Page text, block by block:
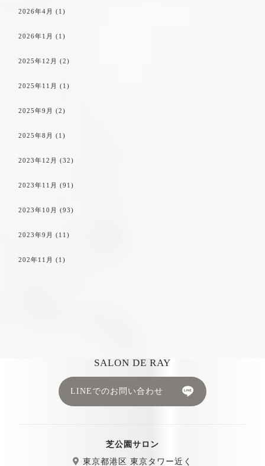
2026年4月 (1)
2026年1月 (1)
2025年12月 (2)
2025年11月 (1)
2025年9月 (2)
2025年8月 (1)
2023年12月 (32)
2023年11月 (91)
2023年10月 (93)
2023年9月 (11)
202年11月 (1)
SALON DE RAY
LINEでのお問い合わせ
芝公園サロン
東京都港区 東京タワー近く